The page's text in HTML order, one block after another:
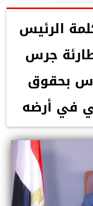
الرئيس
جرس
بحقوق
في أرضه